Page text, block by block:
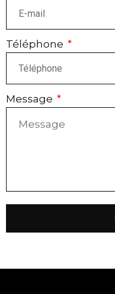
Téléphone
Message